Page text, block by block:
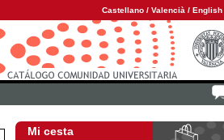
Castellano / Valencià / English
Mi cesta